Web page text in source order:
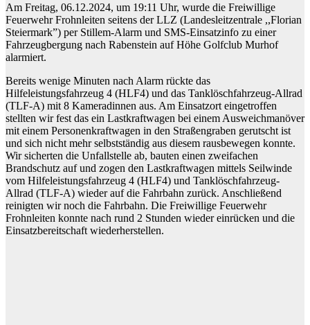
Am Freitag, 06.12.2024, um 19:11 Uhr, wurde die Freiwillige
Feuerwehr Frohnleiten seitens der LLZ (Landesleitzentrale ,,Florian
Steiermark”) per Stillem-Alarm und SMS-Einsatzinfo zu einer
Fahrzeugbergung nach Rabenstein auf Höhe Golfclub Murhof
alarmiert.
Bereits wenige Minuten nach Alarm rückte das
Hilfeleistungsfahrzeug 4 (HLF4) und das Tanklöschfahrzeug-Allrad
(TLF-A) mit 8 Kameradinnen aus. Am Einsatzort eingetroffen
stellten wir fest das ein Lastkraftwagen bei einem Ausweichmanöver
mit einem Personenkraftwagen in den Straßengraben gerutscht ist
und sich nicht mehr selbstständig aus diesem rausbewegen konnte.
Wir sicherten die Unfallstelle ab, bauten einen zweifachen
Brandschutz auf und zogen den Lastkraftwagen mittels Seilwinde
vom Hilfeleistungsfahrzeug 4 (HLF4) und Tanklöschfahrzeug-
Allrad (TLF-A) wieder auf die Fahrbahn zurück. Anschließend
reinigten wir noch die Fahrbahn. Die Freiwillige Feuerwehr
Frohnleiten konnte nach rund 2 Stunden wieder einrücken und die
Einsatzbereitschaft wiederherstellen.